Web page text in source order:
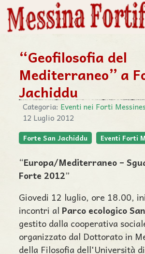
“Geofilosofia del
Mediterraneo” a
Jachiddu
Categoria: Eventi nei Forti
12 Luglio 2012
Forte San Jachiddu Eventi Forti
“Europa/Mediterraneo –
Forte 2012”
Giovedi 12 luglio, ore 18.00,
incontri al Parco ecologico
gestito dalla cooperativa
organizzato dal Dottorato in
della Filosofia dell'Università